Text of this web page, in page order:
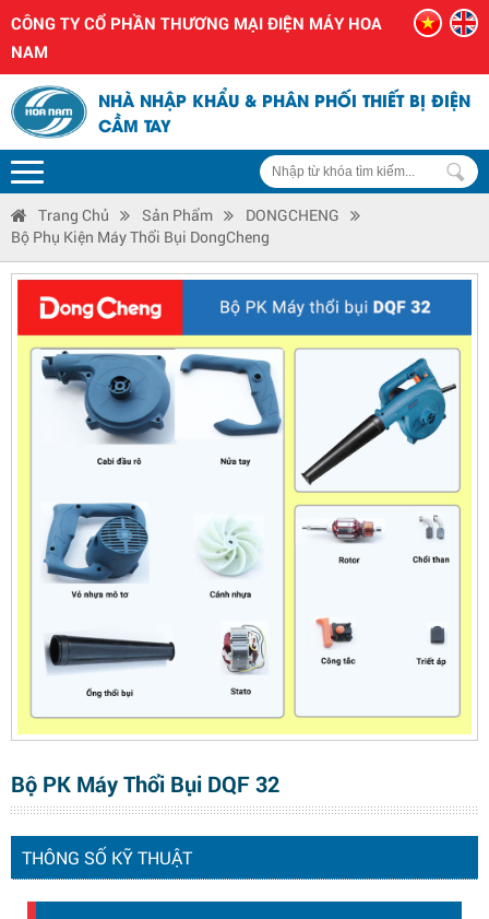
CÔNG TY CỔ PHẦN THƯƠNG MẠI ĐIỆN MÁY HOA
NAM
NHÀ NHẬP KHẨU & PHÂN PHỐI THIẾT BỊ ĐIỆN
CẦM TAY
Trang Chủ Sản Phẩm
DONGCHENG
Bộ Phụ Kiện Máy Thổi Bụi DongCheng
Bộ PK Máy Thổi Bụi DQF 32
THÔNG SỐ KỸ THUẬT